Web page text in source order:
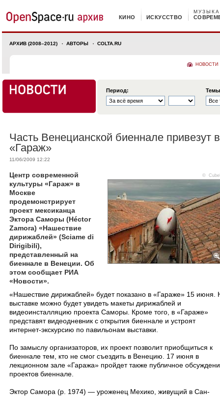
КИНО ИСКУССТВО
МУЗЫКА
АРХИВ (2008–2012) АВТОРЫ COLTA.RU
НОВОСТИ
Период:
Часть Венецианской биеннале привезут в
«Гараж»
11/06/2009 12:22
©
Центр современной
культуры «Гараж» в
Москве
продемонстрирует
проект мексиканца
Эктора Саморы (Héctor
Zamora) «Нашествие
дирижаблей» (Sciame di
Dirigibili),
представленный на
биеннале в Венеции. Об
этом сообщает РИА
«Новости».
«Нашествие дирижаблей» будет показано в «Гараже» 15 июня.
выставке можно будет увидеть макеты дирижаблей и
видеоинсталляцию проекта Саморы. Кроме того, в «Гараже»
представят видеодневник с открытия биеннале и устроят
интернет-экскурсию по павильонам выставки.
По замыслу организаторов, их проект позволит приобщиться к
биеннале тем, кто не смог съездить в Венецию. 17 июня в
лекционном зале «Гаража» пройдет также публичное
проектов биеннале.
Эктор Самора (р. 1974) — уроженец Мехико, живущий в Сан-